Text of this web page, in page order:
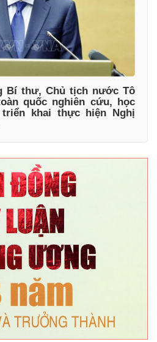
Bí thư, Chủ tịch nước Tô
quốc nghiên cứu, học
khai thực hiện Nghị